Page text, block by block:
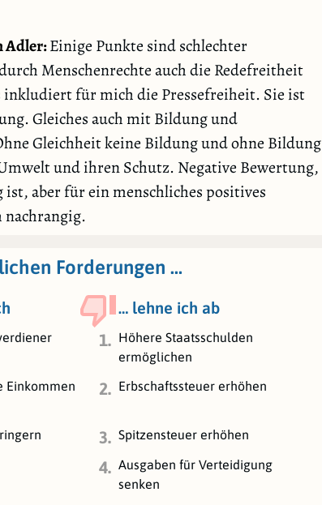
Adler:Einige Punkte sind schlechter
Menschenrechte auch die Redefreitheit
für mich die Pressefreiheit. Sie ist
Gleiches auch mit Bildung und
Gleichheit keine Bildung und ohne Bildung
und ihren Schutz. Negative Bewertung,
aber für ein menschliches positives
Forderungen …
… lehne ich ab
1. Höhere Staatsschulden
ermöglichen
Einkommen
2. Erbschaftssteuer erhöhen
3. Spitzensteuer erhöhen
4. Ausgaben für Verteidigung
senken